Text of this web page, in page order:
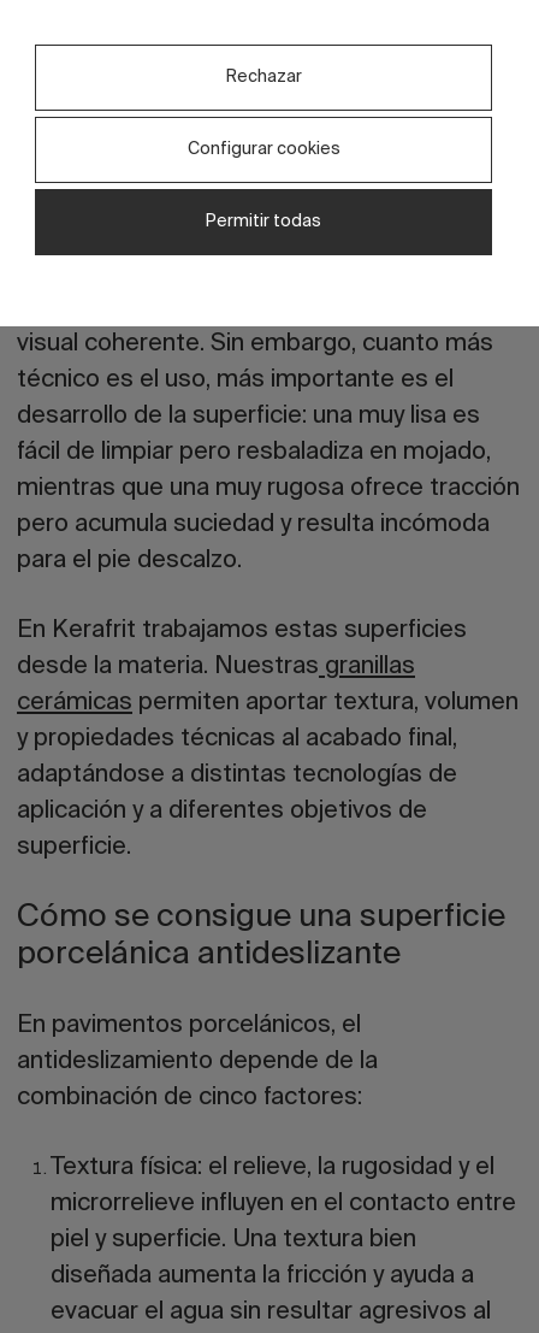
visual coherente. Sin embargo, cuanto más
técnico es el uso, más importante es el
desarrollo de la superficie: una muy lisa es
fácil de limpiar pero resbaladiza en mojado,
mientras que una muy rugosa ofrece tracción
pero acumula suciedad y resulta incómoda
para el pie descalzo.
En Kerafrit trabajamos estas superficies
desde la materia. Nuestras granillas
cerámicas permiten aportar textura, volumen
y propiedades técnicas al acabado final,
adaptándose a distintas tecnologías de
aplicación y a diferentes objetivos de
superficie.
Cómo se consigue una superficie
porcelánica antideslizante
En pavimentos porcelánicos, el
antideslizamiento depende de la
combinación de cinco factores:
Textura física: el relieve, la rugosidad y el
microrrelieve influyen en el contacto entre
piel y superficie. Una textura bien
diseñada aumenta la fricción y ayuda a
evacuar el agua sin resultar agresivos al
Rechazar
Configurar cookies
Permitir todas